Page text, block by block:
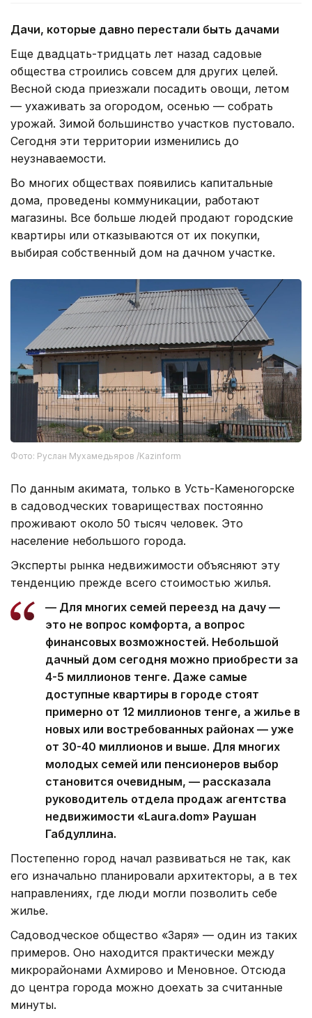
Дачи, которые давно перестали быть дачами
Еще двадцать-тридцать лет назад садовые
общества строились совсем для других целей.
Весной сюда приезжали посадить овощи, летом
— ухаживать за огородом, осенью — собрать
урожай. Зимой большинство участков пустовало.
Сегодня эти территории изменились до
неузнаваемости.
Во многих обществах появились капитальные
дома, проведены коммуникации, работают
магазины. Все больше людей продают городские
квартиры или отказываются от их покупки,
выбирая собственный дом на дачном участке.
Фото: Руслан Мухамедьяров /Kazinform
По данным акимата, только в Усть-Каменогорске
в садоводческих товариществах постоянно
проживают около 50 тысяч человек. Это
население небольшого города.
Эксперты рынка недвижимости объясняют эту
тенденцию прежде всего стоимостью жилья.
— Для многих семей переезд на дачу —
это не вопрос комфорта, а вопрос
финансовых возможностей. Небольшой
дачный дом сегодня можно приобрести за
4-5 миллионов тенге. Даже самые
доступные квартиры в городе стоят
примерно от 12 миллионов тенге, а жилье в
новых или востребованных районах — уже
от 30-40 миллионов и выше. Для многих
молодых семей или пенсионеров выбор
становится очевидным, — рассказала
руководитель отдела продаж агентства
недвижимости «Laura.dom» Раушан
Габдуллина.
Постепенно город начал развиваться не так, как
его изначально планировали архитекторы, а в тех
направлениях, где люди могли позволить себе
жилье.
Садоводческое общество «Заря» — один из таких
примеров. Оно находится практически между
микрорайонами Ахмирово и Меновное. Отсюда
до центра города можно доехать за считанные
минуты.